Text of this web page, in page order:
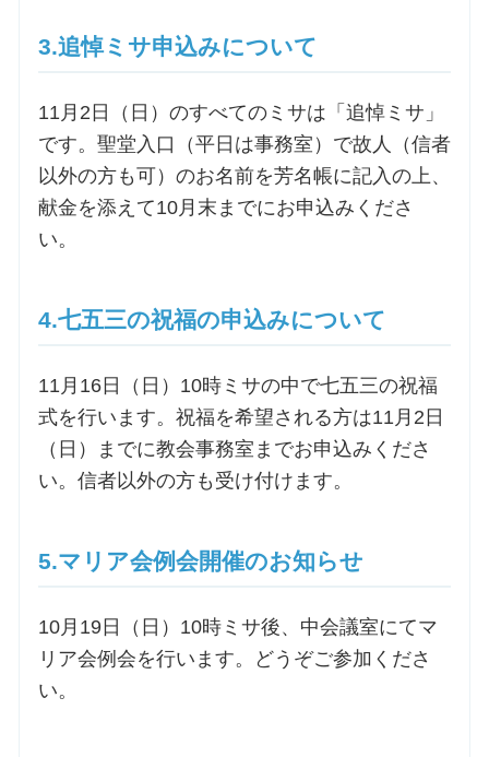
交通・アクセス
3.追悼ミサ申込みについて
11月2日（日）のすべてのミサは「追悼ミサ」
です。聖堂入口（平日は事務室）で故人（信者
以外の方も可）のお名前を芳名帳に記入の上、
献金を添えて10月末までにお申込みくださ
い。
4.七五三の祝福の申込みについて
11月16日（日）10時ミサの中で七五三の祝福
式を行います。祝福を希望される方は11月2日
（日）までに教会事務室までお申込みくださ
い。信者以外の方も受け付けます。
5.マリア会例会開催のお知らせ
10月19日（日）10時ミサ後、中会議室にてマ
リア会例会を行います。どうぞご参加くださ
い。